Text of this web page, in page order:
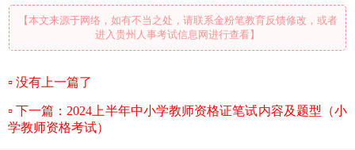
【本文来源于网络，如有不当之处，请联系金粉笔教育反馈修改，或者
进入贵州人事考试信息网进行查看】
没有上一篇了
下一篇：2024上半年中小学教师资格证笔试内容及题型（小
学教师资格考试）